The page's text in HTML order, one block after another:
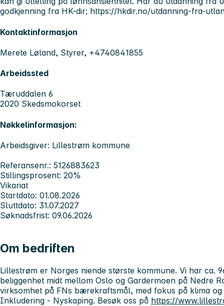
godkjenning fra HK-dir; https://hkdir.no/utdanning-fra-
Kontaktinformasjon
Merete Løland, Styrer, +4740841855
Arbeidssted
Tæruddalen 6
2020 Skedsmokorset
Nøkkelinformasjon:
Arbeidsgiver: Lillestrøm kommune
Referansenr.: 5126883623
Stillingsprosent: 20%
Vikariat
Startdato: 01.08.2026
Sluttdato: 31.07.2027
Søknadsfrist: 09.06.2026
Om bedriften
Lillestrøm er Norges niende største kommune. Vi har ca.
beliggenhet midt mellom Oslo og Gardermoen på Nedre
virksomhet på FNs bærekraftsmål, med fokus på klima
Inkludering - Nyskaping. Besøk oss på https://